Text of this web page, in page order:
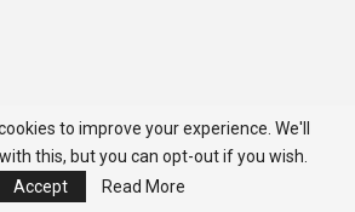
to improve your experience. We'll
this, but you can opt-out if you wish.
Accept
Read More